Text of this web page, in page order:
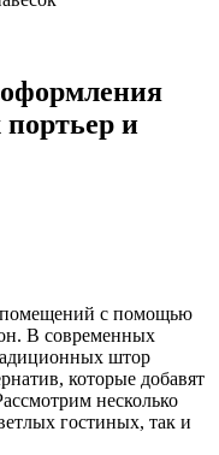
и
помещений с помощью
В современных
штор
которые добавят
несколько
гостиных, так и